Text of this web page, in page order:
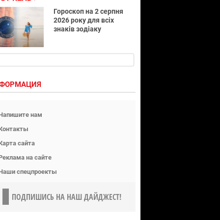
Гороскоп на 2 серпня
2026 року для всіх
знаків зодіаку
нам
сайта
на сайте
спецпроекты
ПОДПИШИСЬ НА НАШ ДАЙДЖЕСТ!